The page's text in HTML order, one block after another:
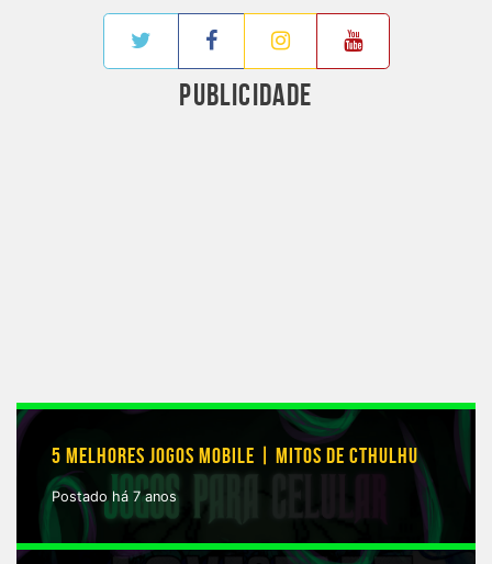
PUBLICIDADE
5 MELHORES JOGOS MOBILE | MITOS DE CTHULHU
Postado há 7 anos